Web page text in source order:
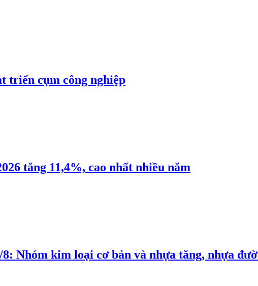
triển cụm công nghiệp
tăng 11,4%, cao nhất nhiều năm
Nhóm kim loại cơ bản và nhựa tăng, nhựa